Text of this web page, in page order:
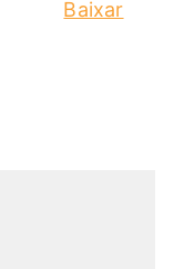
Baixar